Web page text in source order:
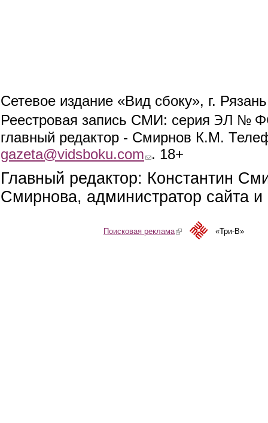
Сетевое издание «Вид сбоку», г.
Реестровая запись СМИ: серия ЭЛ №
главный редактор - Смирнов К.М.
gazeta@vidsboku.com (link sends e-mail)
. 18+
Главный редактор: Константин
Смирнова, администратор сайта
Поисковая реклама(link is external)«Три-В»